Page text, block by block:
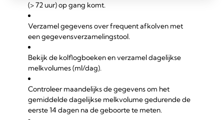
(> 72 uur) op gang komt.
Verzamel gegevens over frequent afkolven met
een gegevensverzamelingstool.
Bekijk de kolflogboeken en verzamel dagelijkse
melkvolumes (ml/dag).
Controleer maandelijks de gegevens om het
gemiddelde dagelijkse melkvolume gedurende de
eerste 14 dagen na de geboorte te meten.